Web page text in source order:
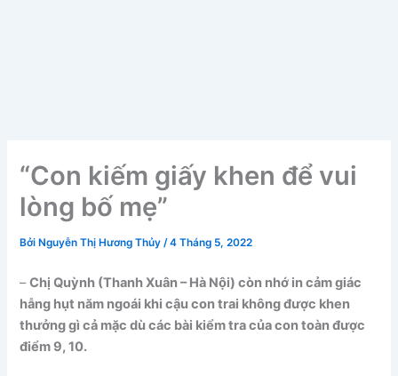
“Con kiếm giấy khen để vui
lòng bố mẹ”
Bởi Nguyễn Thị Hương Thủy/4 Tháng 5, 2022
–Chị Quỳnh (Thanh Xuân – Hà Nội) còn nhớ in cảm giác
hẫng hụt năm ngoái khi cậu con trai không được khen
thưởng gì cả mặc dù các bài kiểm tra của con toàn được
điểm 9, 10.